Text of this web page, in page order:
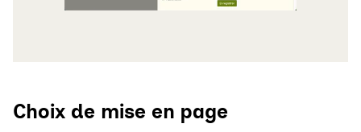
Choix de mise en page